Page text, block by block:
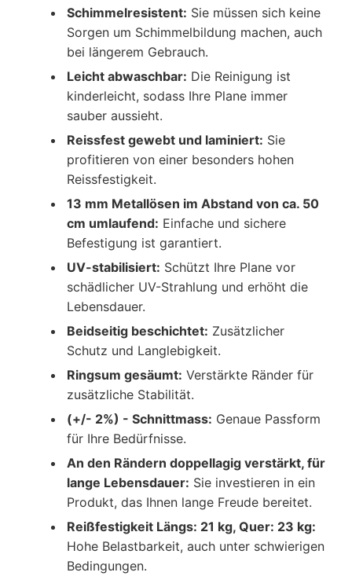
Schimmelresistent: Sie müssen sich keine
Sorgen um Schimmelbildung machen, auch
bei längerem Gebrauch.
Leicht abwaschbar: Die Reinigung ist
kinderleicht, sodass Ihre Plane immer
sauber aussieht.
Reissfest gewebt und laminiert: Sie
profitieren von einer besonders hohen
Reissfestigkeit.
13 mm Metallösen im Abstand von ca. 50
cm umlaufend: Einfache und sichere
Befestigung ist garantiert.
UV-stabilisiert: Schützt Ihre Plane vor
schädlicher UV-Strahlung und erhöht die
Lebensdauer.
Beidseitig beschichtet: Zusätzlicher
Schutz und Langlebigkeit.
Ringsum gesäumt: Verstärkte Ränder für
zusätzliche Stabilität.
(+/- 2%) - Schnittmass: Genaue Passform
für Ihre Bedürfnisse.
An den Rändern doppellagig verstärkt, für
lange Lebensdauer: Sie investieren in ein
Produkt, das Ihnen lange Freude bereitet.
Reißfestigkeit Längs: 21 kg, Quer: 23 kg:
Hohe Belastbarkeit, auch unter schwierigen
Bedingungen.